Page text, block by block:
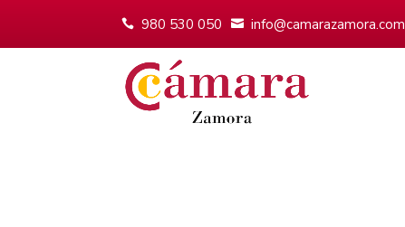
980 530 050 info@camarazamora.com